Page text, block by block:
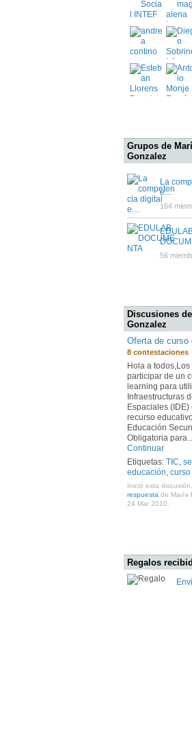
Grupos de
Gonzalez
La
e…
164
56
Discusiones
Gonzalez
Oferta de curso
8 contestaciones
Hola a
participar de un
learning para
Infraestructuras
Espaciales (IDE)
recurso
Educación
Obligatoria
Continuar
Etiquetas: TIC,
educación, curso
Inició esta discusión.
respuesta de María
24 Mar 2010.
Regalos